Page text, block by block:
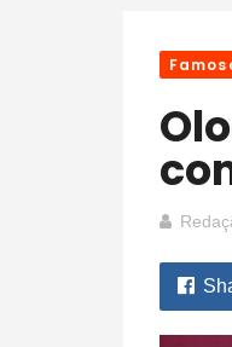
Olodumbaiana: Olodum planeja turnê